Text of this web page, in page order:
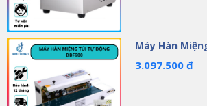
Máy Hàn
3.097.500 đ